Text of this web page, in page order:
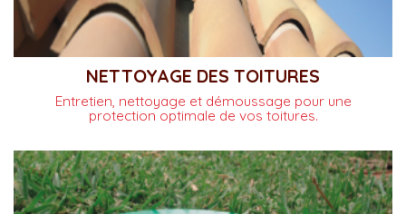
NETTOYAGE DES TOITURES
Entretien, nettoyage et démoussage pour une
protection optimale de vos toitures.